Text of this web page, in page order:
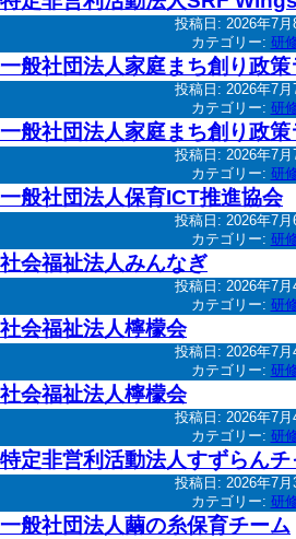
投稿日: 2026年7月
カテゴリー: 研
一般社団法人家庭まち創り政策
投稿日: 2026年7月
カテゴリー: 研
一般社団法人家庭まち創り政策
投稿日: 2026年7月
カテゴリー: 研
一般社団法人保育ICT推進協会
投稿日: 2026年7月
カテゴリー: 研
社会福祉法人みんなぎ
投稿日: 2026年7月
カテゴリー: 研
社会福祉法人檸檬会
投稿日: 2026年7月
カテゴリー: 研
社会福祉法人檸檬会
投稿日: 2026年7月
カテゴリー: 研
特定非営利活動法人すずらん
投稿日: 2026年7月
カテゴリー: 研
一般社団法人繭の糸保育チーム